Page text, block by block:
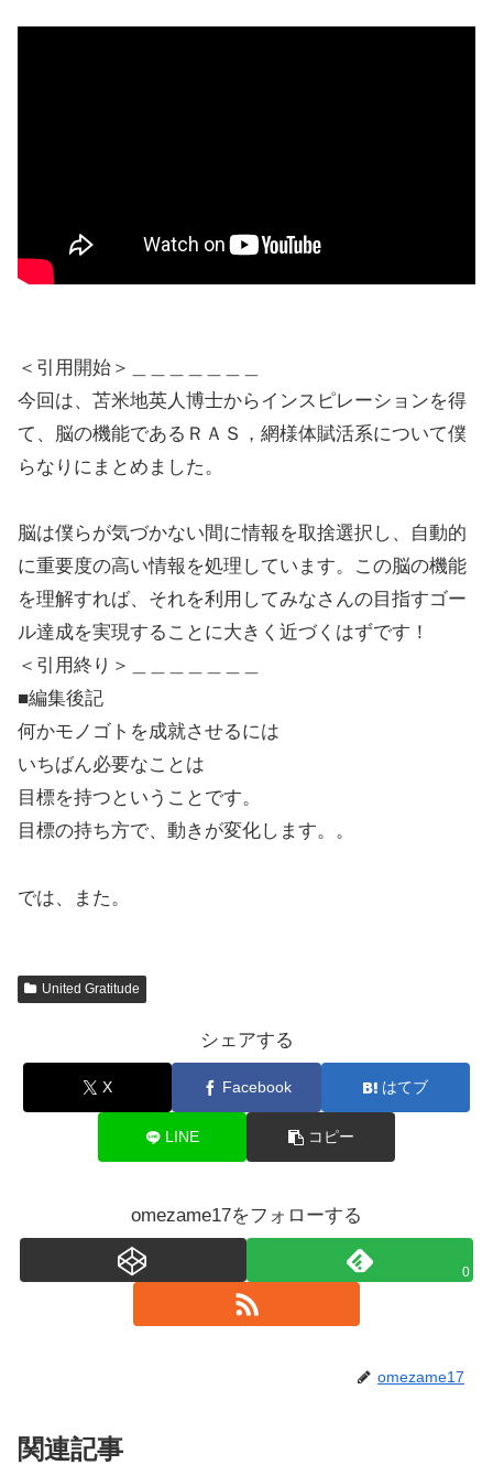
＜引用開始＞＿＿＿＿＿＿＿
今回は、苫米地英人博士からインスピレーションを得
て、脳の機能であるＲＡＳ，網様体賦活系について僕
らなりにまとめました。
脳は僕らが気づかない間に情報を取捨選択し、自動的
に重要度の高い情報を処理しています。この脳の機能
を理解すれば、それを利用してみなさんの目指すゴー
ル達成を実現することに大きく近づくはずです！
＜引用終り＞＿＿＿＿＿＿＿
■編集後記
何かモノゴトを成就させるには
いちばん必要なことは
目標を持つということです。
目標の持ち方で、動きが変化します。。
では、また。
United Gratitude
シェアする
X Facebook はてブ
LINE コピー
omezame17をフォローする
0
omezame17
関連記事